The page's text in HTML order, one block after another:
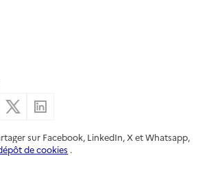
par email
Partager sur Facebook
Partager sur X
sur Facebook, LinkedIn, X et Whatsapp,
de cookies .